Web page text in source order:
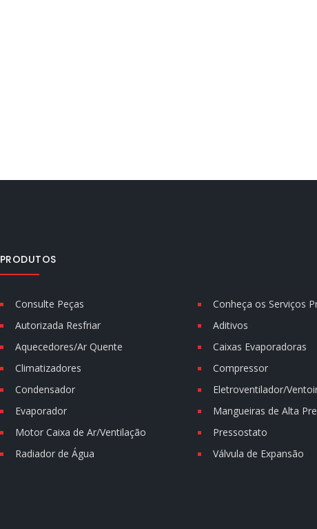
PRODUTOS
Consulte Peças
Conheça os Serviços
Autorizada Resfriar
Aditivos
Aquecedores/Ar Quente
Caixas Evaporadoras
Climatizadores
Compressor
Condensador
Eletroventilador/
Evaporador
Mangueiras de Alta
Motor Caixa de Ar/Ventilação
Pressostato
Radiador de Água
Válvula de Expansão